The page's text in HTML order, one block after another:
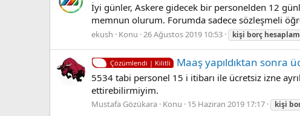
İyi günler, Askere gidecek bir personelden 12
memnun olurum. Forumda sadece sözleşmeli
ekush Konu 26 Ağustos 2019 10:53 kişi borç
Çözümlendi | Kilitli Maaş yapıldıktan sonra
5534 tabi personel 15 i itibarı ile ücretsiz izne
ettirebilirmiyim.
Mustafa Gözükara Konu 15 Haziran 2019 17:17 kişi